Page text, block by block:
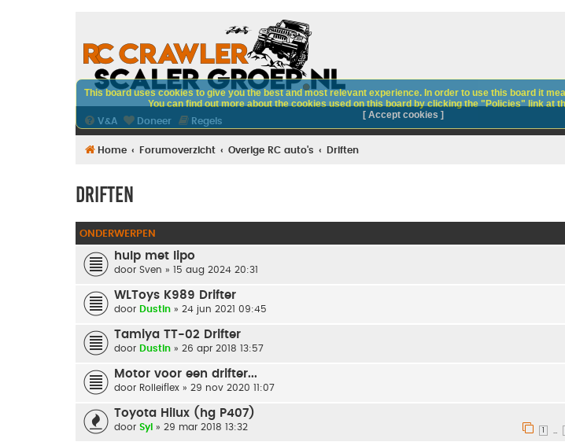
V&A Doneer Regels
Home Forumoverzicht Overige RC auto's Driften
Driften
ONDERWERPEN
hulp met lipo
door Sven » 15 aug 2024 20:31
WLToys K989 Drifter
door Dustin » 24 jun 2021 09:45
Tamiya TT-02 Drifter
door Dustin » 26 apr 2018 13:57
Motor voor een drifter...
door Rolleiflex » 29 nov 2020 11:07
Toyota Hilux (hg P407)
door Syl » 29 mar 2018 13:32 …
This board uses cookies to give you the best and most relevant experience. In order to use this board it
You can find out more about the cookies used on this board by clicking the "Policies" link at
[ Accept cookies ]